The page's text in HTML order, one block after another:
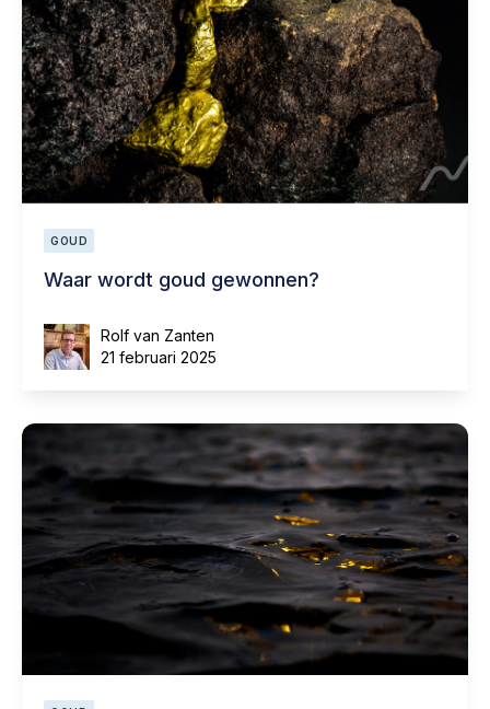
GOUD
Waar wordt goud gewonnen?
Rolf van Zanten
21 februari 2025